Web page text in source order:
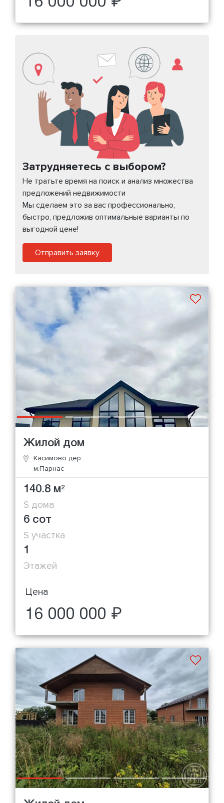
Затрудняетесь с выбором?
Не тратьте время на поиск и анализ множества
предложений недвижимости
Мы сделаем это за вас профессионально,
быстро, предложив оптимальные варианты по
выгодной цене!
Отправить заявку
Жилой дом
Касимово дер.
м.Парнас
140.8 м2
S дома
6 сот
S участка
1
Этажей
Цена
16 000 000 ₽